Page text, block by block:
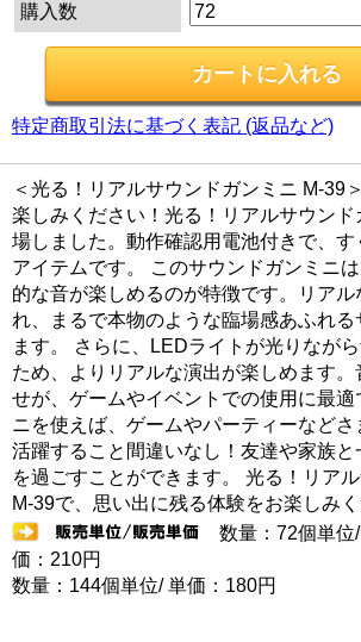
購入数
特定商取引法に基づく表記 (返品など)
＜光る！リアルサウンドガンミニ M-39
楽しみください！光る！リアルサウンド
場しました。動作確認用電池付きで、す
アイテムです。 このサウンドガンミニ
的な音が楽しめるのが特徴です。リアル
れ、まるで本物のような臨場感あふれる
ます。 さらに、LEDライトが光りなが
ため、よりリアルな演出が楽しめます
せが、ゲームやイベントでの使用に最適
ニを使えば、ゲームやパーティーなど
活躍すること間違いなし！友達や家族と
を過ごすことができます。 光る！リア
M-39で、思い出に残る体験をお楽しみく
数量：72個単位
価：210円
数量：144個単位/ 単価：180円